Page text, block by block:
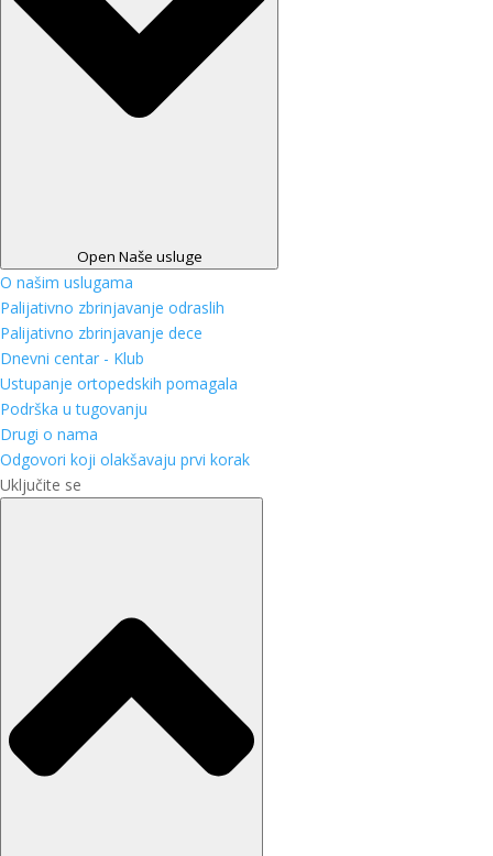
Open Naše usluge
O našim uslugama
Palijativno zbrinjavanje odraslih
Palijativno zbrinjavanje dece
Dnevni centar - Klub
Ustupanje ortopedskih pomagala
Podrška u tugovanju
Drugi o nama
Odgovori koji olakšavaju prvi korak
Uključite se